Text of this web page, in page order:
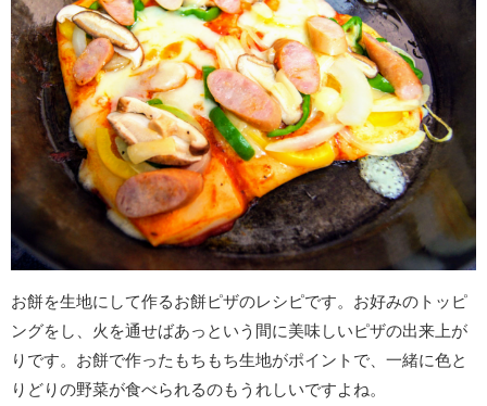
お餅を生地にして作るお餅ピザのレシピです。お好みのトッピ
ングをし、火を通せばあっという間に美味しいピザの出来上が
りです。お餅で作ったもちもち生地がポイントで、一緒に色と
りどりの野菜が食べられるのもうれしいですよね。